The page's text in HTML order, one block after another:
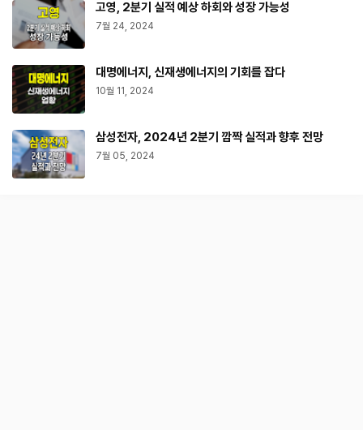
고영, 2분기 실적 예상 하회와 성장 가능성
7월 24, 2024
대명에너지, 신재생에너지의 기회를 잡다
10월 11, 2024
삼성전자, 2024년 2분기 깜짝 실적과 향후 전망
7월 05, 2024